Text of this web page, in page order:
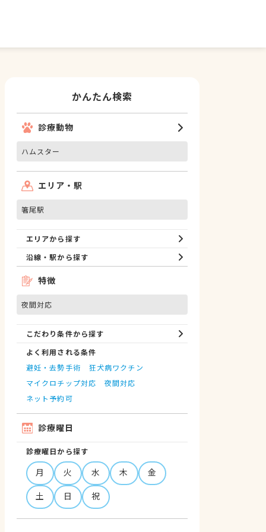
かんたん検索
診療動物
ハムスター
エリア・駅
箸尾駅
エリアから探す
沿線・駅から探す
特徴
夜間対応
こだわり条件から探す
よく利用される条件
避妊・去勢手術
狂犬病ワクチン
マイクロチップ対応
夜間対応
ネット予約可
診療曜日
診療曜日から探す
月 火 水 木
金
土
日 祝